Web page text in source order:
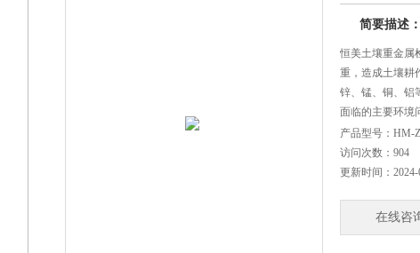
简要描述
恒美土壤重金属
重，造成土壤耕
锌、锰、铜、铝
面临的主要环境
物体内富集进入
有色金属矿山的
废弃物堆积、农
产品型号： HM-
访问次数： 904
更新时间：
在线咨